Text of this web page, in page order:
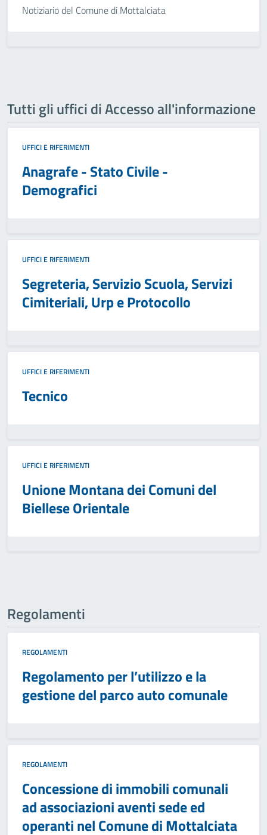
Notiziario del Comune di Mottalciata
Tutti gli uffici di Accesso all'informazione
UFFICI E RIFERIMENTI
Anagrafe - Stato Civile -
Demografici
UFFICI E RIFERIMENTI
Segreteria, Servizio Scuola, Servizi
Cimiteriali, Urp e Protocollo
UFFICI E RIFERIMENTI
Tecnico
UFFICI E RIFERIMENTI
Unione Montana dei Comuni del
Biellese Orientale
Regolamenti
REGOLAMENTI
Regolamento per l’utilizzo e la
gestione del parco auto comunale
REGOLAMENTI
Concessione di immobili comunali
ad associazioni aventi sede ed
operanti nel Comune di Mottalciata